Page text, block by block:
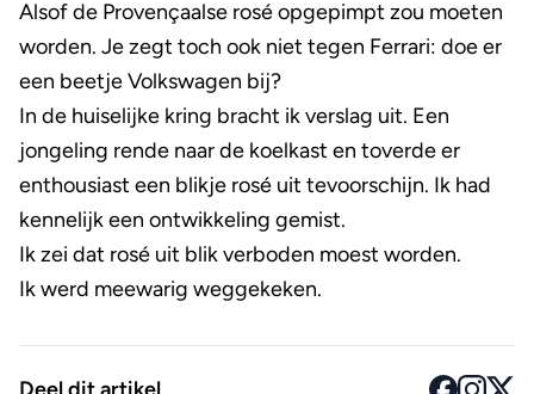
Alsof de Provençaalse rosé opgepimpt zou moeten
worden. Je zegt toch ook niet tegen Ferrari: doe er
een beetje Volkswagen bij?
In de huiselijke kring bracht ik verslag uit. Een
jongeling rende naar de koelkast en toverde er
enthousiast een blikje rosé uit tevoorschijn. Ik had
kennelijk een ontwikkeling gemist.
Ik zei dat rosé uit blik verboden moest worden.
Ik werd meewarig weggekeken.